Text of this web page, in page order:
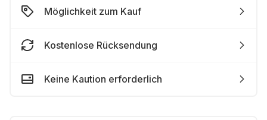
Möglichkeit zum Kauf
Kostenlose Rücksendung
Keine Kaution erforderlich